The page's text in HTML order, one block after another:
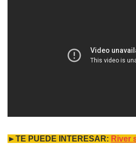
►TE PUEDE INTERESAR: River